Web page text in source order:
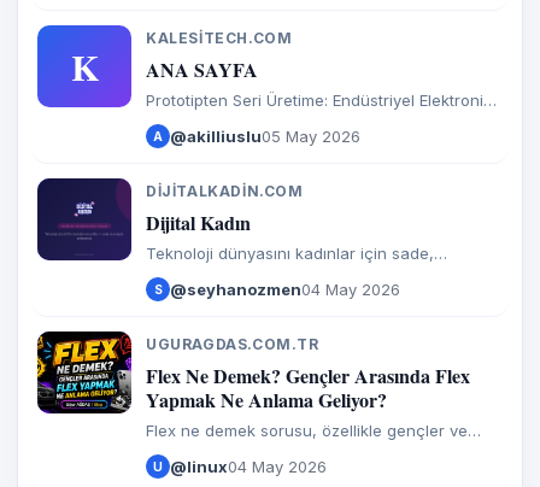
K
KALESITECH.COM
ANA SAYFA
Prototipten Seri Üretime: Endüstriyel Elektronik
ve PCB Dizgi Hizmeti
A @akilliuslu05 May 2026
D
DIJITALKADIN.COM
Dijital Kadın
Teknoloji dünyasını kadınlar için sade,
eğlenceli ve anlaşılır anlatıyoruz.
S @seyhanozmen04 May 2026
U
UGURAGDAS.COM.TR
Flex Ne Demek? Gençler Arasında Flex
Yapmak Ne Anlama Geliyor?
Flex ne demek sorusu, özellikle gençler ve
sosyal medya kullanıcıları arasında son yıllarda
patlama yapan argo terimlerden biri. TikTok,
U @linux04 May 2026